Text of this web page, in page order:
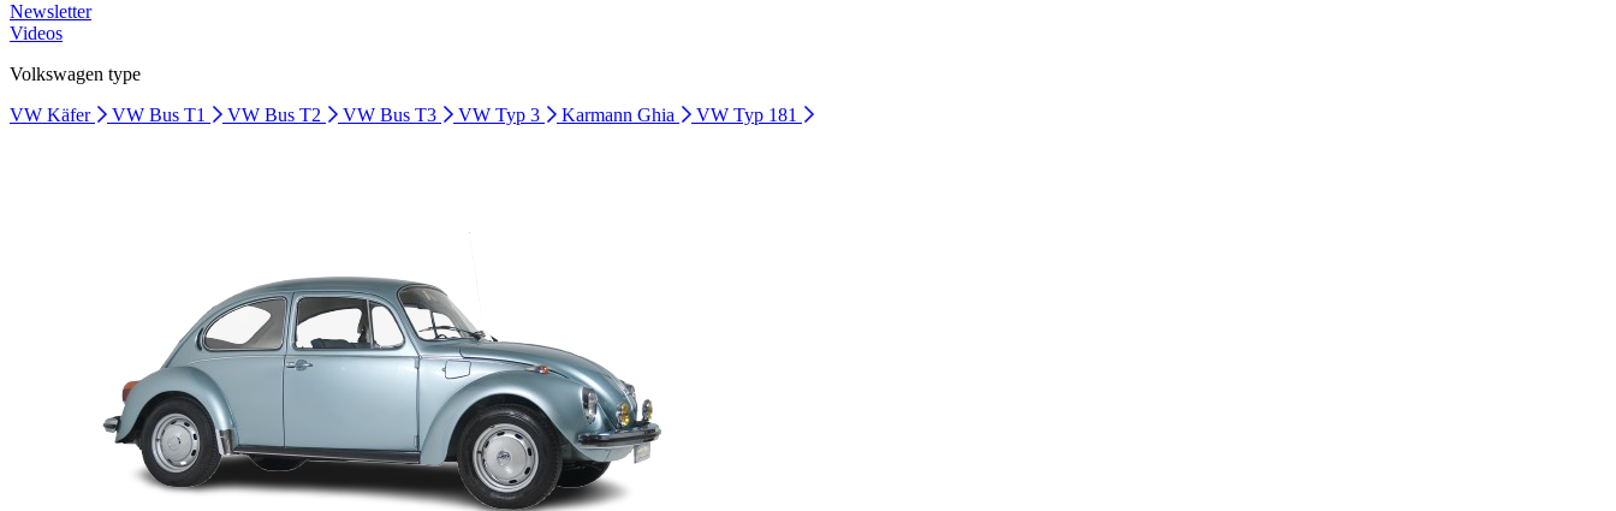
Newsletter
Videos
Volkswagen type
VW Käfer
VW Bus T1 VW Bus T2 VW Bus T3 VW Typ 3 Karmann Ghia VW Typ 181